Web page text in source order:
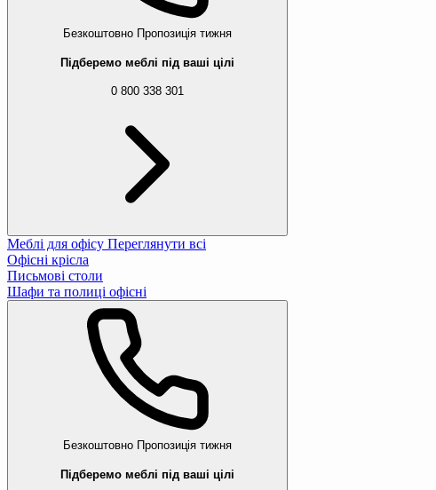
Безкоштовно Пропозиція тижня
Підберемо меблі під ваші цілі
0 800 338 301
Меблі для офісу Переглянути всі
Офісні крісла
Письмові столи
Шафи та полиці офісні
Безкоштовно Пропозиція тижня
Підберемо меблі під ваші цілі